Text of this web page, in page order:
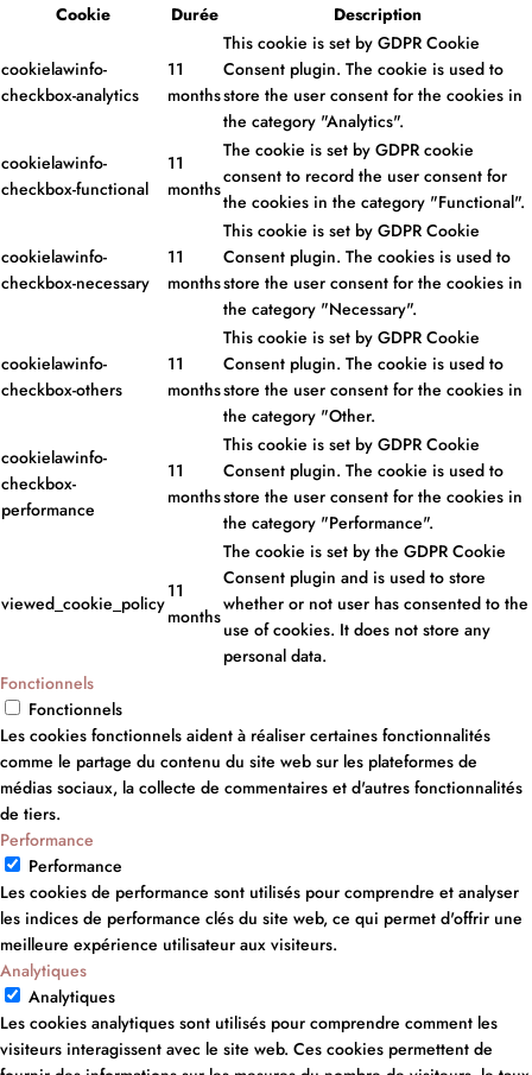
Cookie
Durée Description
cookielawinfo-
checkbox-analytics
11
months
This cookie is set by GDPR Cookie
Consent plugin. The cookie is used to
store the user consent for the cookies in
the category "Analytics".
cookielawinfo-
checkbox-functional
11
months
The cookie is set by GDPR cookie
consent to record the user consent for
the cookies in the category "Functional".
cookielawinfo-
checkbox-necessary
11
months
This cookie is set by GDPR Cookie
Consent plugin. The cookies is used to
store the user consent for the cookies in
the category "Necessary".
cookielawinfo-
checkbox-others
11
months
This cookie is set by GDPR Cookie
Consent plugin. The cookie is used to
store the user consent for the cookies in
the category "Other.
cookielawinfo-
checkbox-
performance
11
months
This cookie is set by GDPR Cookie
Consent plugin. The cookie is used to
store the user consent for the cookies in
the category "Performance".
viewed_cookie_policy
11
months
The cookie is set by the GDPR Cookie
Consent plugin and is used to store
whether or not user has consented to the
use of cookies. It does not store any
personal data.
Fonctionnels
Fonctionnels
Les cookies fonctionnels aident à réaliser certaines fonctionnalités
comme le partage du contenu du site web sur les plateformes de
médias sociaux, la collecte de commentaires et d'autres fonctionnalités
de tiers.
Performance
Performance
Les cookies de performance sont utilisés pour comprendre et analyser
les indices de performance clés du site web, ce qui permet d'offrir une
meilleure expérience utilisateur aux visiteurs.
Analytiques
Analytiques
Les cookies analytiques sont utilisés pour comprendre comment les
visiteurs interagissent avec le site web. Ces cookies permettent de